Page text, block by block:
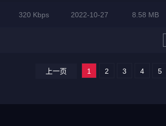
320 Kbps 2022-10-27 8.58 MB
上一页 1 2 3 4 5